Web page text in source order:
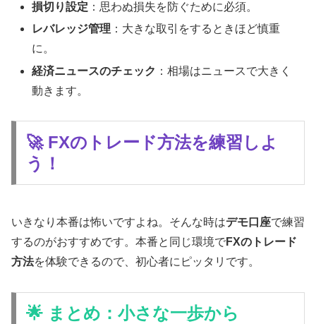
損切り設定 ：思わぬ損失を防ぐために必須。
レバレッジ管理 ：大きな取引をするときほど慎重
に。
経済ニュースのチェック ：相場はニュースで大きく
動きます。
🚀 FXのトレード方法を練習しよ
う！
いきなり本番は怖いですよね。そんな時はデモ口座で練習
するのがおすすめです。本番と同じ環境でFXのトレード
方法を体験できるので、初心者にピッタリです。
🌟 まとめ：小さな一歩から